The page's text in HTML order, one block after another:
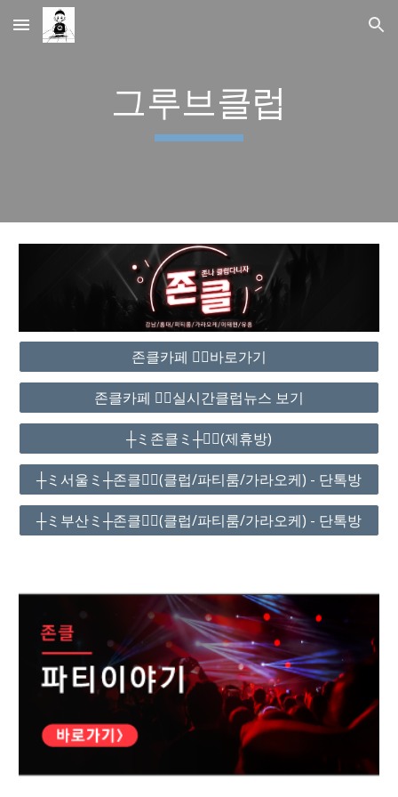
Skip to main content Skip to navigation
그루브클럽
존클카페 ❤️‍🔥바로가기
존클카페 ❤️‍🔥실시간클럽뉴스 보기
┼ミ존클ミ┼❤️‍🔥(제휴방)
┼ミ서울ミ┼존클❤️‍🔥(클럽/파티룸/가라오케) - 단톡방
┼ミ부산ミ┼존클❤️‍🔥(클럽/파티룸/가라오케) - 단톡방